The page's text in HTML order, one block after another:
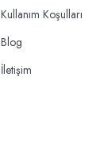
Kullanım Koşulları
Blog
İletişim